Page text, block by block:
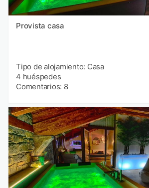
Provista casa
Tipo de alojamiento: Casa
4 huéspedes
Comentarios: 8